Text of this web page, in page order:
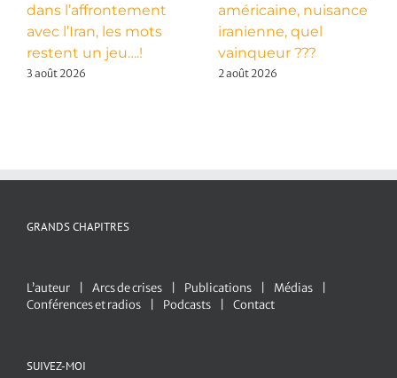
dans l’affrontement
avec l’Iran, les mots
restent un jeu….!
3 août 2026
américaine, nuisance
iranienne, quel
vainqueur ???
2 août 2026
GRANDS CHAPITRES
L’auteur Arcs de crises Publications
Médias
Conférences et radios
Podcasts Contact
SUIVEZ-MOI